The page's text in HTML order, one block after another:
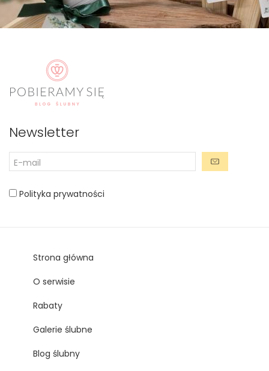
Newsletter
Polityka prywatności
Strona główna
O serwisie
Rabaty
Galerie ślubne
Blog ślubny